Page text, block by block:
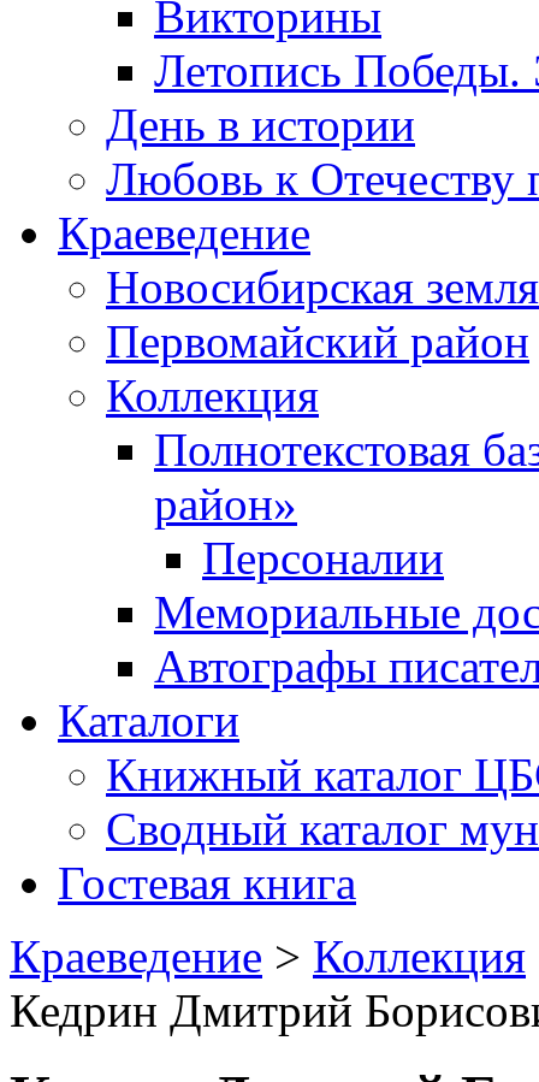
Викторины
Летопись Победы.
День в истории
Любовь к Отечеству
Краеведение
Новосибирская земля
Первомайский район
Коллекция
Полнотекстовая
район»
Персоналии
Мемориальные
Автографы
Каталоги
Книжный каталог
Сводный каталог
Гостевая книга
Краеведение > Коллекция
Кедрин Дмитрий